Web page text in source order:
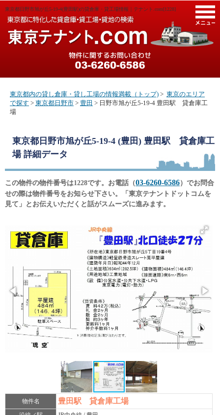
東京都日野市旭が丘5-19-4(豊田駅)の貸倉庫・貸工場情報｜テナント.com[1228]
東京都内の貸し倉庫・貸し工場の情報満載（トップ) > 東京のエリア
で探す > 東京都日野市 > 豊田 > 日野市旭が丘5-19-4 豊田駅 貸倉庫工
場
東京都日野市旭が丘5-19-4 (豊田) 豊田駅 貸倉庫工
場詳細データ
この物件の物件番号は1228です。お電話（03-6260-6586）でお問合
せの際は物件番号をお知らせ下さい。「東京テナントドットコムを
見て」とお伝えいただくと話がスムーズに進みます。
物件名 豊田駅 貸倉庫工場